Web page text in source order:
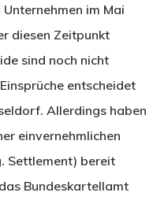
im Mai
diesen Zeitpunkt
sind noch nicht
entscheidet
Allerdings haben
einvernehmlichen
Settlement) bereit
Bundeskartellamt